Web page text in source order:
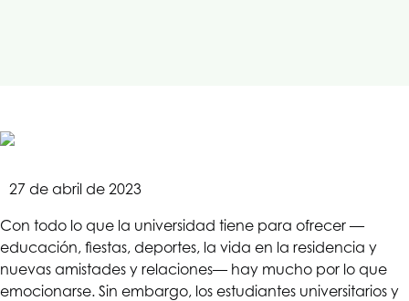
27 de abril de 2023
Con todo lo que la universidad tiene para ofrecer —
educación, fiestas, deportes, la vida en la residencia y
nuevas amistades y relaciones— hay mucho por lo que
emocionarse. Sin embargo, los estudiantes universitarios y